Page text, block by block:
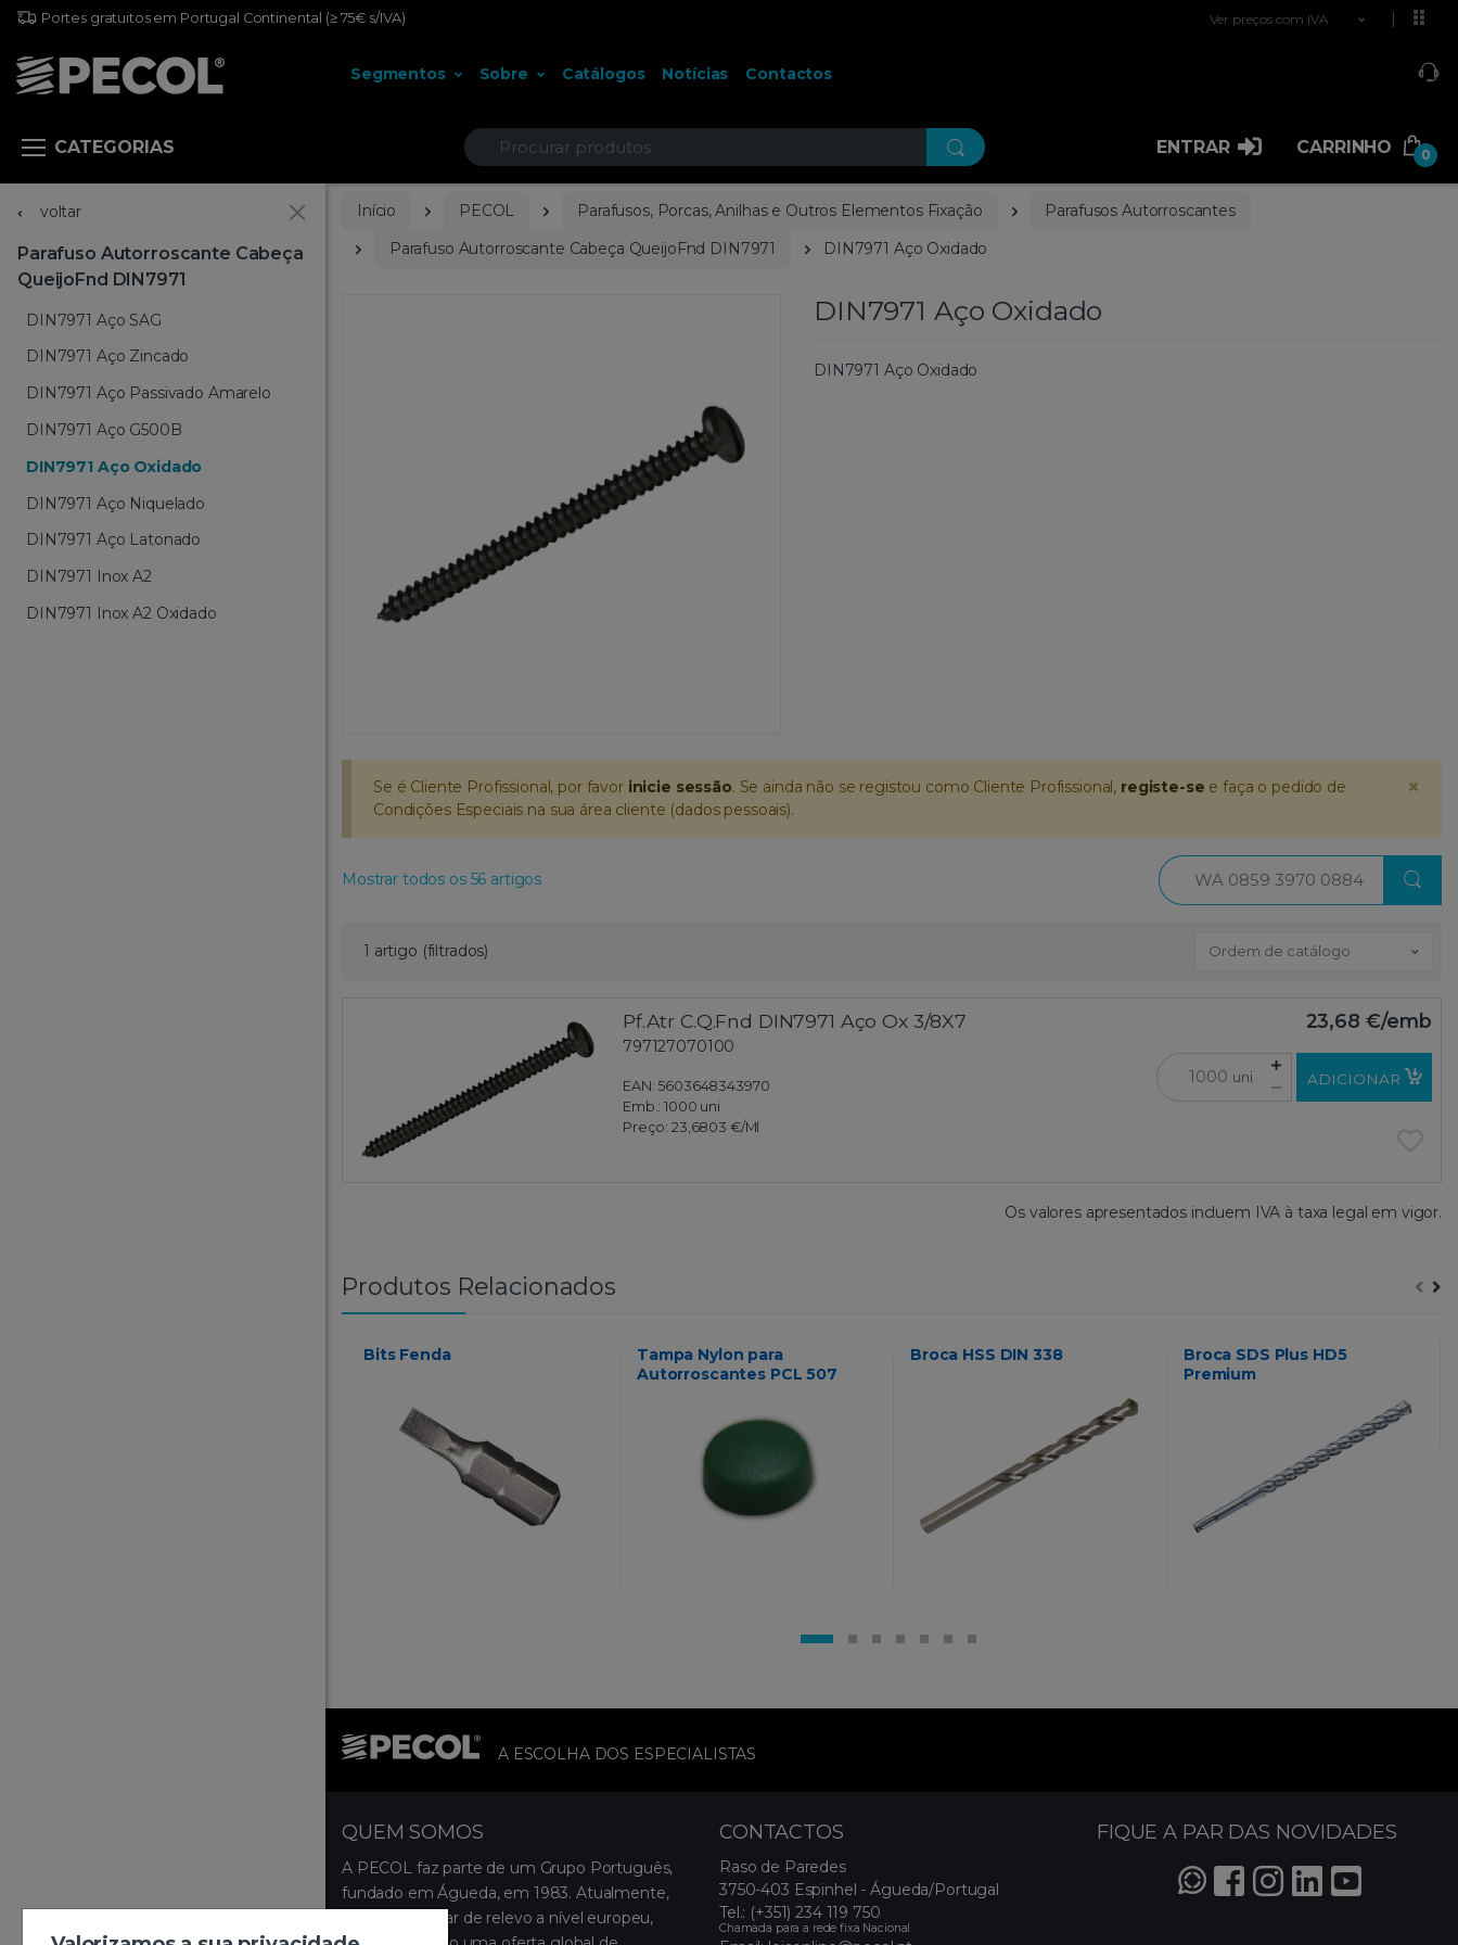
Portes gratuitos em Portugal Continental (≥ 75€ s/IVA) Ver preços com IVA
Segmentos Sobre Catálogos Notícias Contactos
CATEGORIAS Procurar ENTRAR CARRINHO 0
voltar
Parafuso Autorroscante Cabeça
QueijoFnd DIN7971
DIN7971 Aço SAG
DIN7971 Aço Zincado
DIN7971 Aço Passivado Amarelo
DIN7971 Aço G500B
DIN7971 Aço Oxidado
DIN7971 Aço Niquelado
DIN7971 Aço Latonado
DIN7971 Inox A2
DIN7971 Inox A2 Oxidado
Início PECOL Parafusos, Porcas, Anilhas e Outros Elementos Fixação
Parafusos Autorroscantes
Parafuso Autorroscante Cabeça QueijoFnd DIN7971
DIN7971 Aço Oxidado
DIN7971 Aço Oxidado
DIN7971 Aço Oxidado
×
Se é Cliente Profissional, por favor inicie sessão. Se ainda não se registou como Cliente Profissional, registe-se e faça o pedido de
Condições Especiais na sua área cliente (dados pessoais).
Mostrar todos os 56 artigos
Procurar
1 artigo (filtrados) Ordem de catálogo
Pf.Atr C.Q.Fnd DIN7971 Aço Ox 3/8X7
797127070100
EAN: 5603648343970
Emb.:1000 uni
Preço: 23,6803 €/Ml
23,68 €/emb
uni ADICIONAR
Os valores apresentados incluem IVA à taxa legal em vigor.
Produtos Relacionados
Bits Fenda
Tampa Nylon para
Autorroscantes PCL 507
Broca HSS DIN 338
Broca SDS Plus HD5
Premium
A ESCOLHA DOS ESPECIALISTAS
QUEM SOMOS
A PECOL faz parte de um Grupo Português,
fundado em Águeda, em 1983. Atualmente,
ocupa um lugar de relevo a nível europeu,
CONTACTOS
Raso de Paredes
3750-403 Espinhel - Águeda/Portugal
Tel.: (+351) 234 119 750
Chamada para a rede fixa Nacional
FIQUE A PAR DAS NOVIDADES